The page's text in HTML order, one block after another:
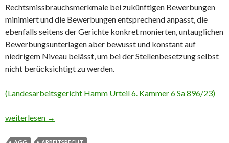
Rechtsmissbrauchsmerkmale bei zukünftigen Bewerbungen
minimiert und die Bewerbungen entsprechend anpasst, die
ebenfalls seitens der Gerichte konkret monierten, untauglichen
Bewerbungsunterlagen aber bewusst und konstant auf
niedrigem Niveau belässt, um bei der Stellenbesetzung selbst
nicht berücksichtigt zu werden.
(Landesarbeitsgericht Hamm Urteil 6. Kammer 6 Sa 896/23)
Arbeitsrecht: Student bewirbt sich als Sekretärin
weiterlesen →